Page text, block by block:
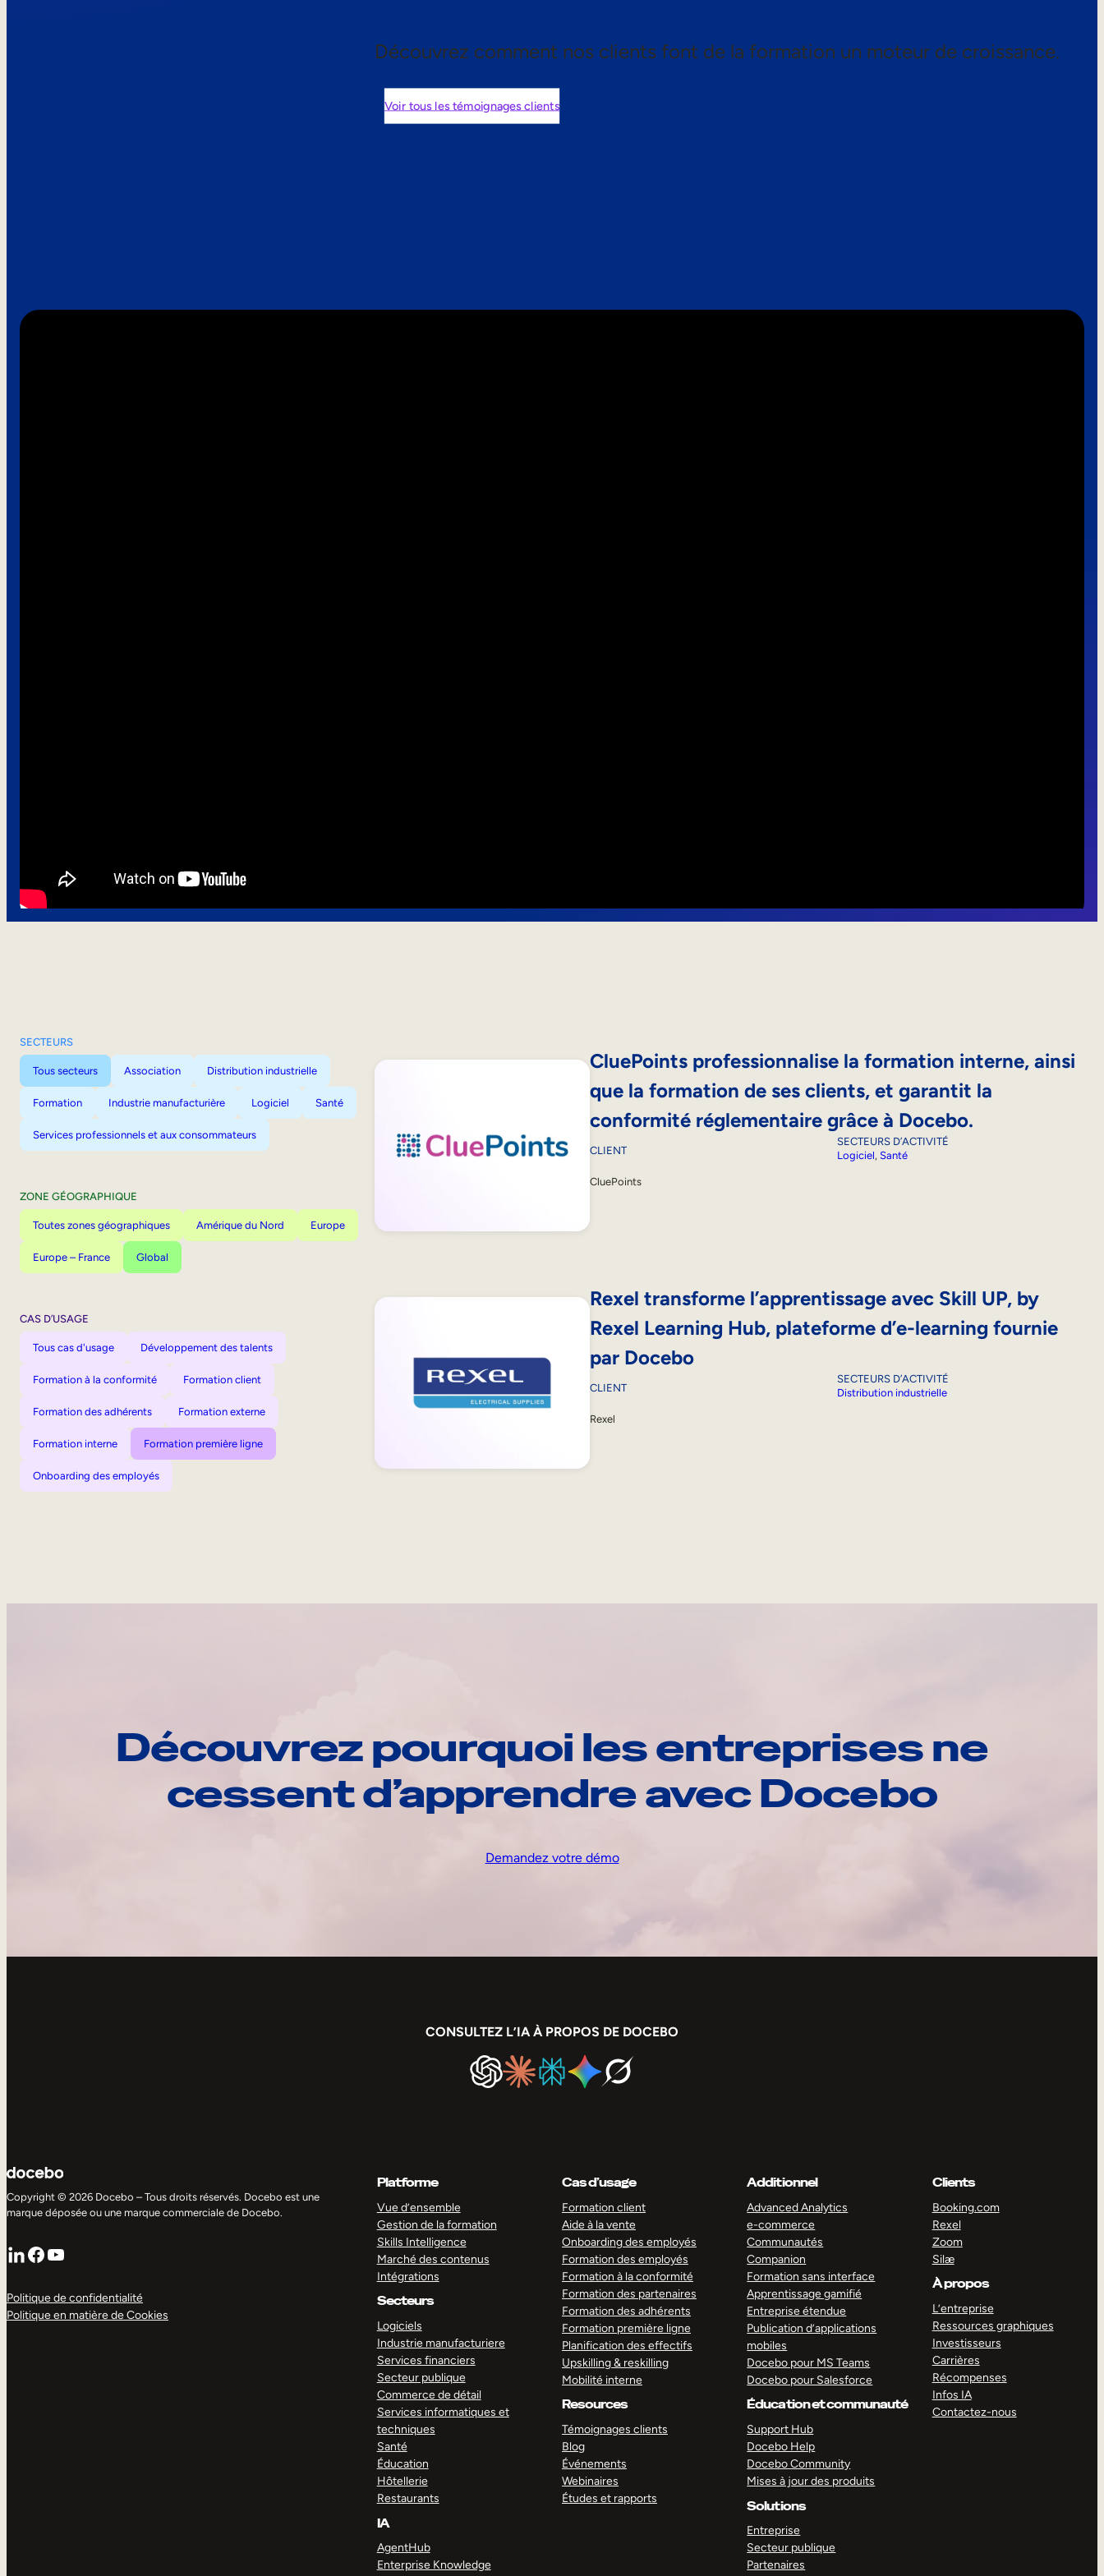
Découvrez comment nos clients font de la formation un moteur de croissance.
Voir tous les témoignages clients
SECTEURS
Tous secteurs Association Distribution industrielle
Formation Industrie manufacturière Logiciel Santé
Services professionnels et aux consommateurs
ZONE GÉOGRAPHIQUE
Toutes zones géographiques Amérique du Nord Europe
Europe – France Global
CAS D’USAGE
Tous cas d'usage Développement des talents
Formation à la conformité Formation client
Formation des adhérents Formation externe
Formation interne Formation première ligne
Onboarding des employés
CluePoints professionnalise la formation interne, ainsi
que la formation de ses clients, et garantit la
conformité réglementaire grâce à Docebo.
CLIENT
CluePoints
SECTEURS D’ACTIVITÉ
Logiciel, Santé
Rexel transforme l’apprentissage avec Skill UP, by
Rexel Learning Hub, plateforme d’e-learning fournie
par Docebo
CLIENT
Rexel
SECTEURS D’ACTIVITÉ
Distribution industrielle
Découvrez pourquoi les entreprises ne
cessent d’apprendre avec Docebo
Demandez votre démo
CONSULTEZ L’IA À PROPOS DE DOCEBO
Copyright © 2026 Docebo – Tous droits réservés. Docebo est une
marque déposée ou une marque commerciale de Docebo.
LinkedIn
Facebook
YouTube
Politique de confidentialité
Politique en matière de Cookies
Platforme
Vue d’ensemble
Gestion de la formation
Skills Intelligence
Marché des contenus
Intégrations
Secteurs
Logiciels
Industrie manufacturiere
Services financiers
Secteur publique
Commerce de détail
Services informatiques et
techniques
Santé
Éducation
Hôtellerie
Restaurants
IA
AgentHub
Enterprise Knowledge
Cas d’usage
Formation client
Aide à la vente
Onboarding des employés
Formation des employés
Formation à la conformité
Formation des partenaires
Formation des adhérents
Formation première ligne
Planification des effectifs
Upskilling & reskilling
Mobilité interne
Resources
Témoignages clients
Blog
Événements
Webinaires
Études et rapports
Additionnel
Advanced Analytics
e-commerce
Communautés
Companion
Formation sans interface
Apprentissage gamifié
Entreprise étendue
Publication d’applications
mobiles
Docebo pour MS Teams
Docebo pour Salesforce
Éducation et communauté
Support Hub
Docebo Help
Docebo Community
Mises à jour des produits
Solutions
Entreprise
Secteur publique
Partenaires
Clients
Booking.com
Rexel
Zoom
Silæ
À propos
L’entreprise
Ressources graphiques
Investisseurs
Carrières
Récompenses
Infos IA
Contactez-nous